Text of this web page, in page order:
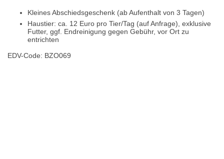
Kleines Abschiedsgeschenk (ab Aufenthalt von 3 Tagen)
Haustier: ca. 12 Euro pro Tier/Tag (auf Anfrage), exklusive
Futter, ggf. Endreinigung gegen Gebühr, vor Ort zu
entrichten
EDV-Code: BZO069